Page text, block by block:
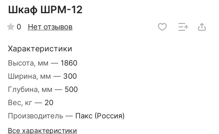
Шкаф ШРМ-12
0 Нет отзывов
Характеристики
Высота, мм — 1860
Ширина, мм — 300
Глубина, мм — 500
Вес, кг — 20
Производитель — Пакс (Россия)
Все характеристики